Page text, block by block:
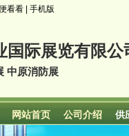
看看 手机版
国际展览有限公
中原消防展
网站首页 公司介绍 供